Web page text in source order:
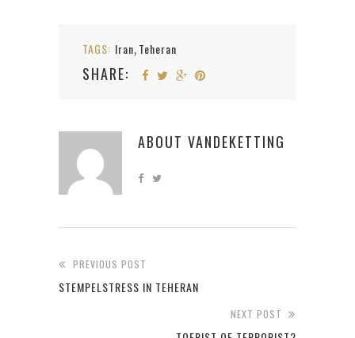
TAGS: Iran, Teheran
SHARE:
ABOUT VANDEKETTING
PREVIOUS POST
STEMPELSTRESS IN TEHERAN
NEXT POST